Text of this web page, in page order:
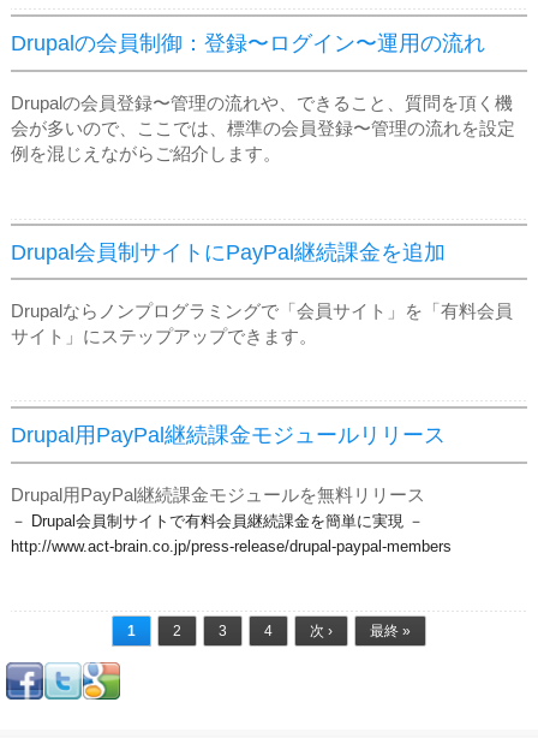
Drupalの会員制御：登録〜ログイン〜運用の流れ
Drupalの会員登録〜管理の流れや、できること、質問を頂く機
会が多いので、ここでは、標準の会員登録〜管理の流れを設定
例を混じえながらご紹介します。
Drupal会員制サイトにPayPal継続課金を追加
Drupalならノンプログラミングで「会員サイト」を「有料会員
サイト」にステップアップできます。
Drupal用PayPal継続課金モジュールリリース
Drupal用PayPal継続課金モジュールを無料リリース
－ Drupal会員制サイトで有料会員継続課金を簡単に実現 －
​http://www.act-brain.co.jp/press-release/drupal-paypal-members
1 2 3 4 次 › 最終 »